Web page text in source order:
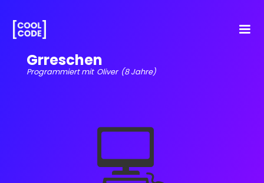
Grreschen
Programmiert mit Oliver (8 Jahre)
💻